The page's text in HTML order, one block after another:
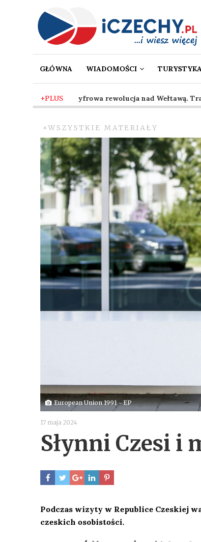
GŁÓWNA WIADOMOŚCI
+PLUS
2 mies. temu - Cyfrowa rewolucja nad Wełtawą.
+WSZYSTKIE MATERIAŁY
European Union 1991 - EP
17 maja 2024
Słynni Czesi i
Podczas wizyty w Republice Czeskiej
czeskich osobistości.